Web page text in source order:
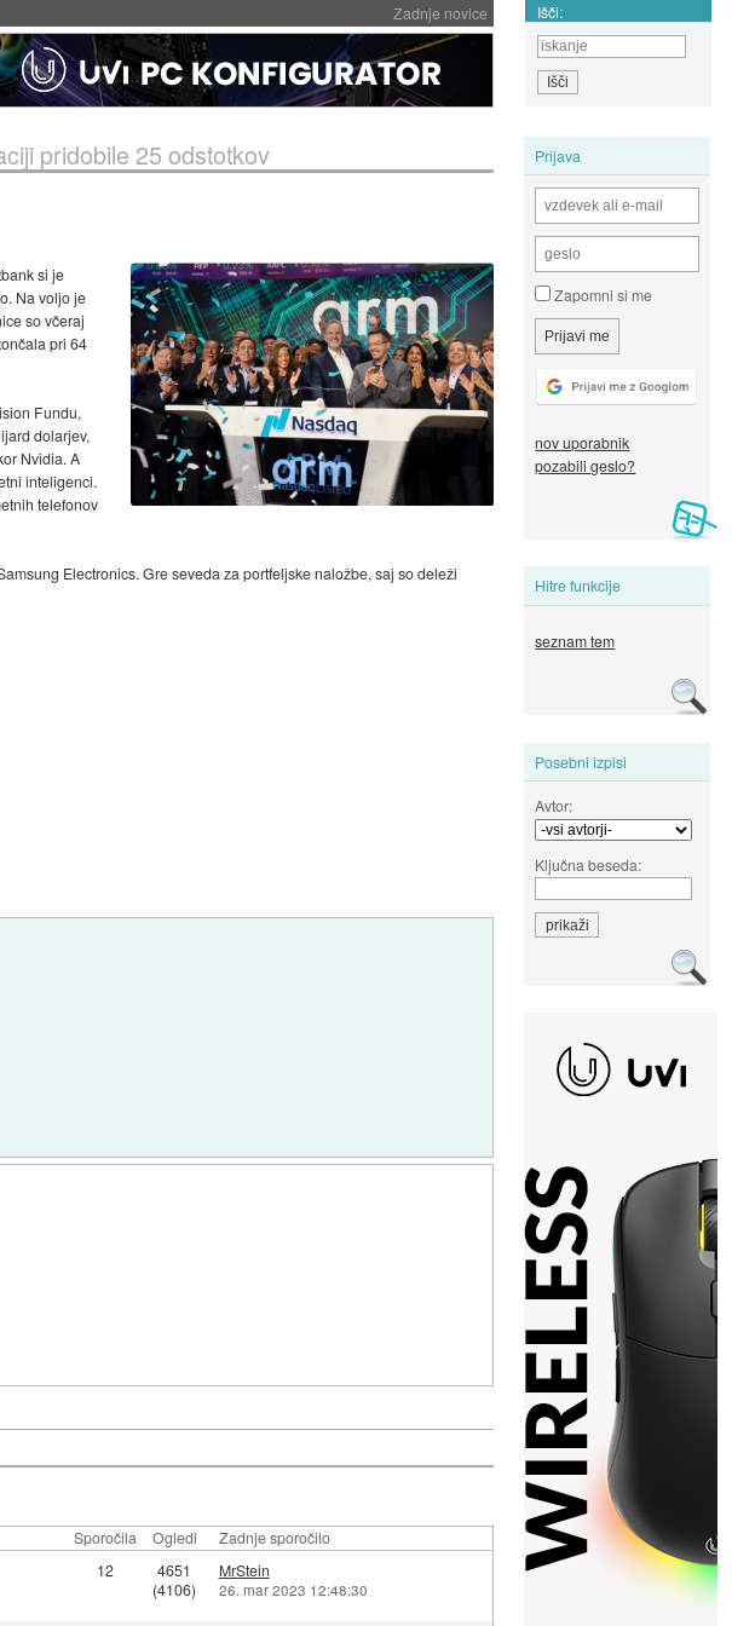
Zadnje novice Išči:
Prijava
Zapomni si me
nov uporabnik
pozabili geslo?
Hitre funkcije
seznam tem
Posebni izpisi
Avtor:
Ključna beseda:
pridobile 25 odstotkov
si je
Na voljo je
so včeraj
pri 64
Fundu,
dolarjev,
Nvidia. A
inteligenci.
telefonov
Electronics. Gre seveda za portfeljske naložbe, saj so deleži
Sporočila Ogledi Zadnje sporočilo
12
4651
(4106)
MrStein
26. mar 2023 12:48:30